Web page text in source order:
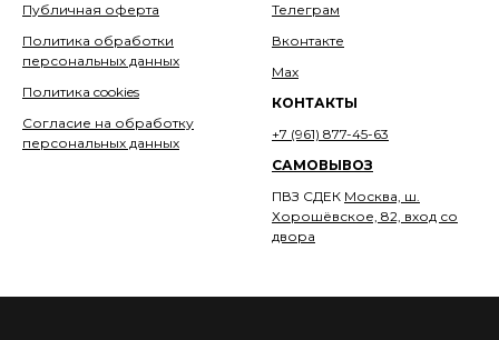
Публичная оферта
Политика обработки
персональных данных
Политика cookies
Согласие на обработку
персональных данных
Телеграм
Вконтакте
Мах
КОНТАКТЫ
+7 (961) 877-45-63
САМОВЫВОЗ
ПВЗ СДЕК Москва, ш.
Хорошёвское, 82, вход со
двора